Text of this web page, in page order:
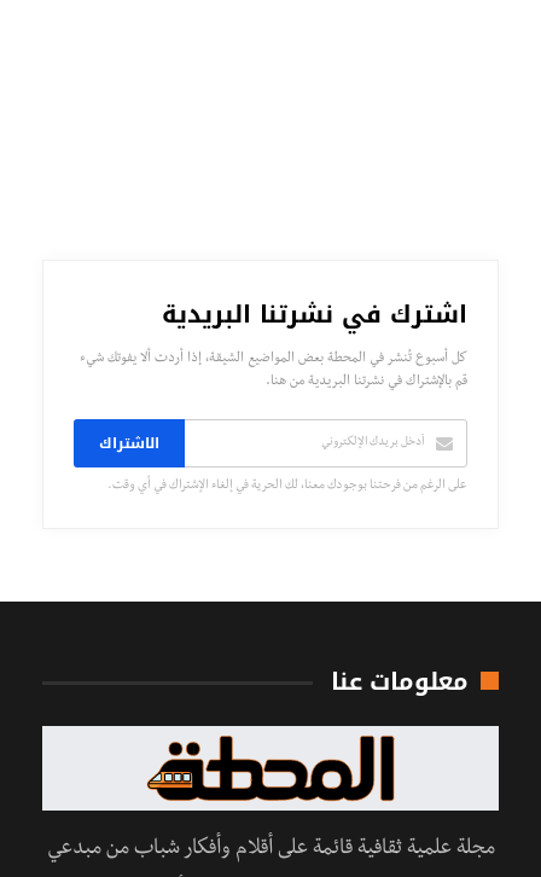
اشترك في نشرتنا البريدية
كل أسبوع تُنشر في المحطة بعض المواضيع الشيقة، إذا أردت ألا يفوتك شيء
قم بالإشتراك في نشرتنا البريدية من هنا.
الاشتراك
على الرغم من فرحتنا بوجودك معنا، لك الحرية في إلغاء الإشتراك في أي وقت.
معلومات عنا
مجلة علمية ثقافية قائمة على أقلام وأفكار شباب من مبدعي